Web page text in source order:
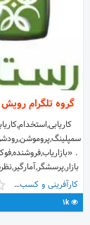
گروه تلگرام
.
,مهماندار اطلاع از
رویش
کارآفرینی و کسب و کار
1k